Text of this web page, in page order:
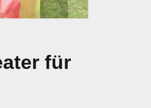
für